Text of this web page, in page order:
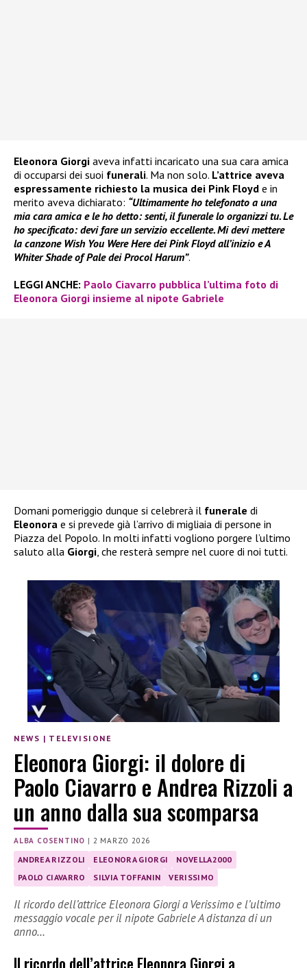
Eleonora Giorgi aveva infatti incaricato una sua cara amica
di occuparsi dei suoi funerali. Ma non solo. L’attrice aveva
espressamente richiesto la musica dei Pink Floyd e in
merito aveva dichiarato: “Ultimamente ho telefonato a una
mia cara amica e le ho detto: senti, il funerale lo organizzi tu. Le
ho specificato: devi fare un servizio eccellente. Mi devi mettere
la canzone Wish You Were Here dei Pink Floyd all’inizio e A
Whiter Shade of Pale dei Procol Harum”.
LEGGI ANCHE: Paolo Ciavarro pubblica l’ultima foto di
Eleonora Giorgi insieme al nipote Gabriele
Domani pomeriggio dunque si celebrerà il funerale di
Eleonora e si prevede già l’arrivo di migliaia di persone in
Piazza del Popolo. In molti infatti vogliono porgere l’ultimo
saluto alla Giorgi, che resterà sempre nel cuore di noi tutti.
NEWS | TELEVISIONE
Eleonora Giorgi: il dolore di
Paolo Ciavarro e Andrea Rizzoli a
un anno dalla sua scomparsa
ALBA COSENTINO | 2 MARZO 2026
ANDREA RIZZOLI ELEONORA GIORGI
NOVELLA2000
PAOLO CIAVARRO
SILVIA TOFFANIN VERISSIMO
Il ricordo dell’attrice Eleonora Giorgi a Verissimo e l’ultimo
messaggio vocale per il nipote Gabriele A distanza di un
anno…
Il ricordo dell’attrice Eleonora Giorgi a